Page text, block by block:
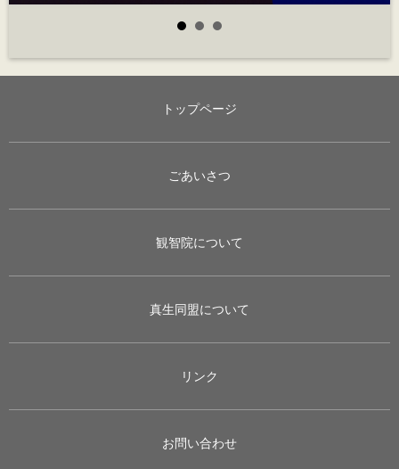
トップページ
ごあいさつ
観智院について
真生同盟について
リンク
お問い合わせ